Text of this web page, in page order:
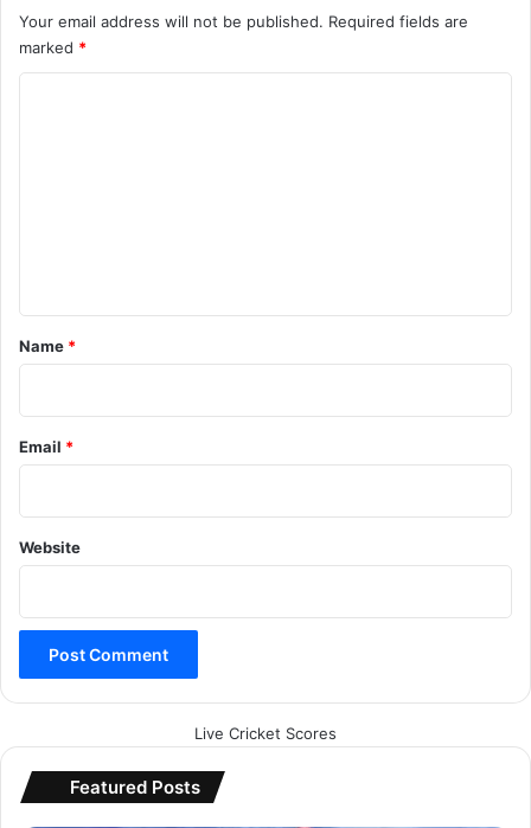
क
ही
दि
Your email address will not be published. Required fields are
marked *
*
Name *
Email *
Website
Live Cricket Scores
Featured Posts